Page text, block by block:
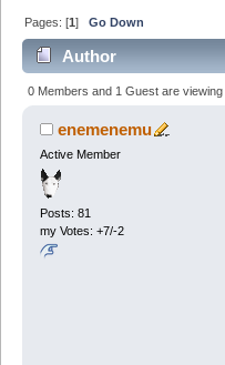
Pages: [1]Go Down
Author
0 Members and 1 Guest are viewing
enemenemu
Active Member
Posts: 81
my Votes: +7/-2